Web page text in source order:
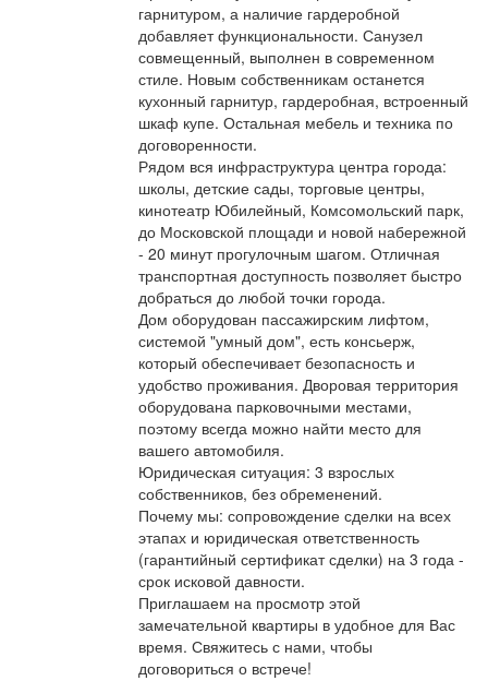
гарнитуром, а наличие гардеробной
добавляет функциональности. Санузел
совмещенный, выполнен в современном
стиле. Новым собственникам останется
кухонный гарнитур, гардеробная, встроенный
шкаф купе. Остальная мебель и техника по
договоренности.
Рядом вся инфраструктура центра города:
школы, детские сады, торговые центры,
кинотеатр Юбилейный, Комсомольский парк,
до Московской площади и новой набережной
- 20 минут прогулочным шагом. Отличная
транспортная доступность позволяет быстро
добраться до любой точки города.
Дом оборудован пассажирским лифтом,
системой "умный дом", есть консьерж,
который обеспечивает безопасность и
удобство проживания. Дворовая территория
оборудована парковочными местами,
поэтому всегда можно найти место для
вашего автомобиля.
Юридическая ситуация: 3 взрослых
собственников, без обременений.
Почему мы: сопровождение сделки на всех
этапах и юридическая ответственность
(гарантийный сертификат сделки) на 3 года -
срок исковой давности.
Приглашаем на просмотр этой
замечательной квартиры в удобное для Вас
время. Свяжитесь с нами, чтобы
договориться о встрече!